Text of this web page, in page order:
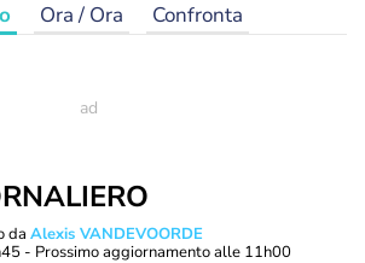
Ora / Ora Confronta
da Alexis VANDEVOORDE
- Prossimo aggiornamento alle 11h00